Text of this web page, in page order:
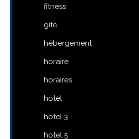
fitness
gite
hébergement
horaire
horaires
hotel
hotel 3
hotel 5